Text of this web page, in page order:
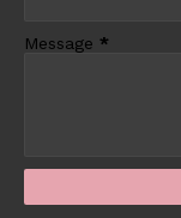
Message *